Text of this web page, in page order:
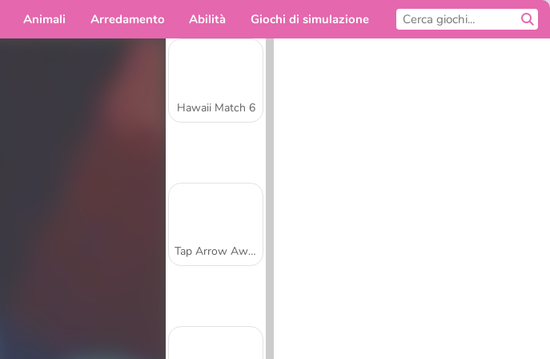
Animali Arredamento Abilità Giochi di simulazione
Hawaii Match 6
Tap Arrow Away